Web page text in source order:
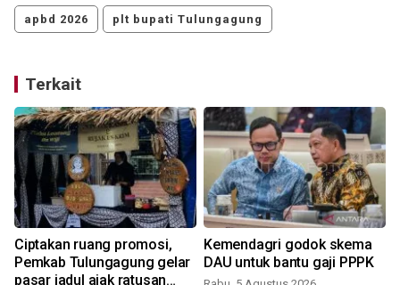
apbd 2026 plt bupati Tulungagung
Terkait
Ciptakan ruang promosi,
Pemkab Tulungagung gelar
pasar jadul ajak ratusan
Kemendagri godok skema
DAU untuk bantu gaji PPPK